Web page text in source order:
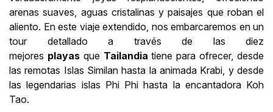
arenas suaves, aguas cristalinas y paisajes que roban el
aliento. En este viaje extendido, nos embarcaremos en un
tour detallado a través de las diez
mejores playasque Tailandia tiene para ofrecer, desde
las remotas Islas Similan hasta la animada Krabi, y desde
las legendarias islas Phi Phi hasta la encantadora Koh
Tao.